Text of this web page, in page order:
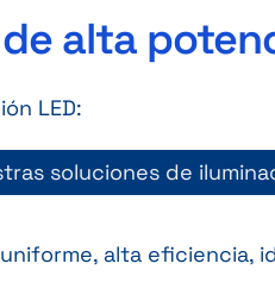
alta
LED:
soluciones de
alta eficiencia,